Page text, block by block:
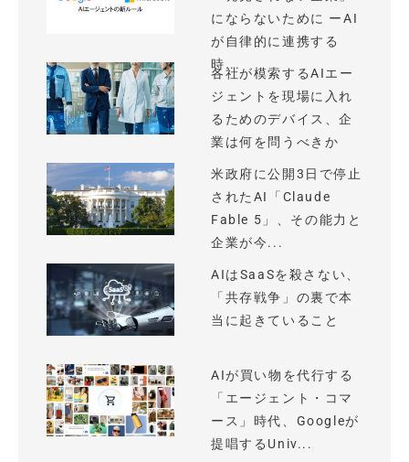
にならないために ーAI
が自律的に連携する
時...
各社が模索するAIエー
ジェントを現場に入れ
るためのデバイス、企
業は何を問うべきか
米政府に公開3日で停止
されたAI「Claude
Fable 5」、その能力と
企業が今...
AIはSaaSを殺さない、
「共存戦争」の裏で本
当に起きていること
AIが買い物を代行する
「エージェント・コマ
ース」時代、Googleが
提唱するUniv...